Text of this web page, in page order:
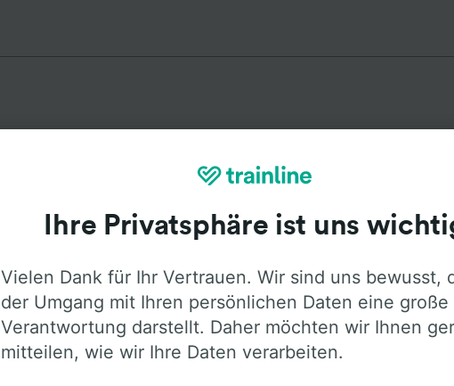
Top Strecken ab Domažlice
Dauer Erster
2h 10min
3h 42min
Ihre Privatsphäre ist uns
Vielen Dank für Ihr Vertrauen. Wir sind uns bewusst,
der Umgang mit Ihren persönlichen Daten eine große
Verantwortung darstellt. Daher möchten wir Ihnen
mitteilen, wie wir Ihre Daten verarbeiten.